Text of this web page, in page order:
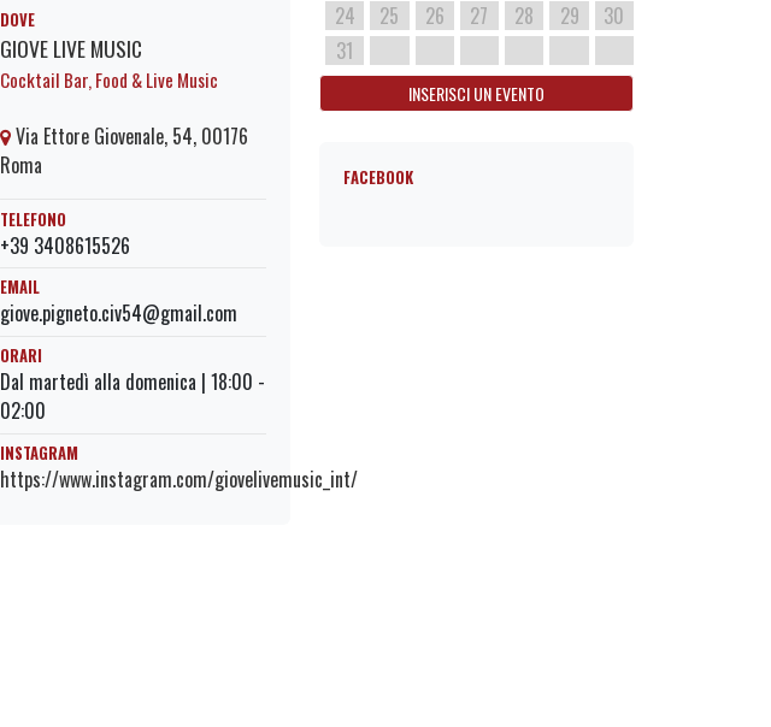
DOVE
GIOVE LIVE MUSIC
Cocktail Bar, Food & Live Music
Via Ettore Giovenale, 54, 00176
Roma
TELEFONO
+39 3408615526
EMAIL
giove.pigneto.civ54@gmail.com
ORARI
Dal martedì alla domenica | 18:00 -
02:00
INSTAGRAM
https://www.instagram.com/giovelivemusic_int/
24
25 26 27 28 29
30
31
INSERISCI UN EVENTO
FACEBOOK